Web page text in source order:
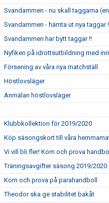
Svandammen - nu skall taggarna
Svandammen - hämta ut nya taggar
Svandammen har bytt taggar !!
Nyfiken på idrottsutbildning med
Försening av våra nya matchställ
Höstlovsläger
Anmälan höstlovsläger
Klubbkollektion för 2019/2020
Köp säsongskort till våra
Vi vill bli fler! Kom och prova handboll
Träningsavgifter säsong 2019/2020
Kom och prova på parahandboll
Theodor ska ge stabilitet bakåt